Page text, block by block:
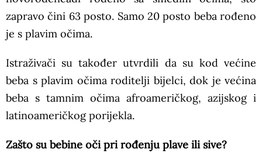
zapravo čini 63 posto. Samo 20 posto beba rođeno
je s plavim očima.
Istraživači su također utvrdili da su kod većine
beba s plavim očima roditelji bijelci, dok je većina
beba s tamnim očima afroameričkog, azijskog i
latinoameričkog porijekla.
Zašto su bebine oči pri rođenju plave ili sive?